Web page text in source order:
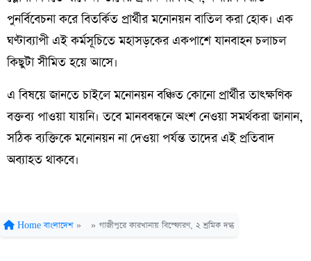
পুনর্বিবেচনা করে বিতর্কিত প্রার্থীর মনোনয়ন বাতিল করা হোক। এক
ঘণ্টাব্যাপী এই কর্মসূচিতে মহাসড়কের একপাশে যানবাহন চলাচল
কিছুটা সীমিত হয়ে আসে।
এ বিষয়ে জানতে চাইলে মনোনয়ন বঞ্চিত কোনো প্রার্থীর তাৎক্ষণিক
বক্তব্য পাওয়া যায়নি। তবে মানববন্ধনে অংশ নেওয়া সমর্থকরা জানান,
সঠিক ব্যক্তিকে মনোনয়ন না দেওয়া পর্যন্ত তাদের এই প্রতিবাদ
অব্যাহত থাকবে।
Home বাংলাদেশ » » গাজীপুরে কারখানায় বিস্ফোরণ, ২ শ্রমিক দগ্ধ